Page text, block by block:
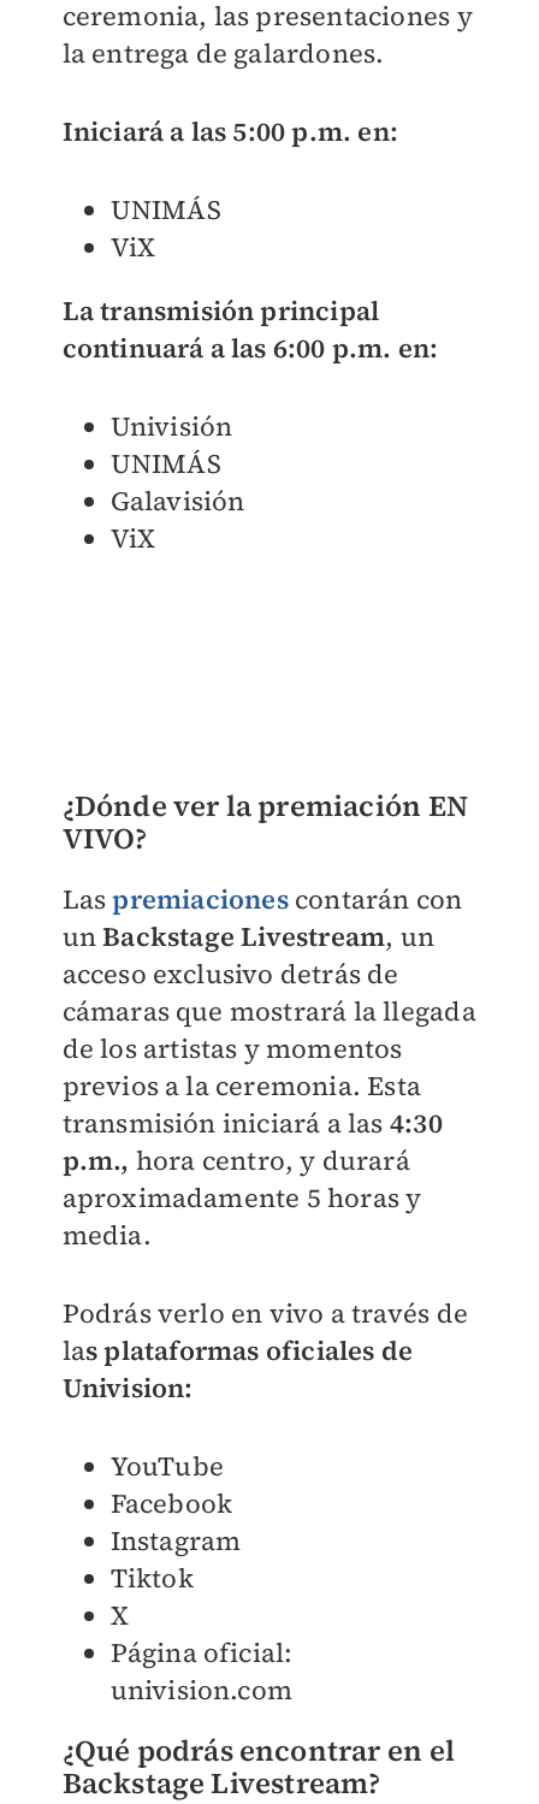
ceremonia, las presentaciones y
la entrega de galardones.
Iniciará a las 5:00 p.m. en:
UNIMÁS
ViX
La transmisión principal
continuará a las 6:00 p.m. en:
Univisión
UNIMÁS
Galavisión
ViX
¿Dónde ver la premiación EN
VIVO?
Laspremiaciones contarán con
unBackstage Livestream, un
acceso exclusivo detrás de
cámaras que mostrará la llegada
de los artistas y momentos
previos a la ceremonia. Esta
transmisión iniciará a las 4:30
p.m., hora centro, y durará
aproximadamente 5 horas y
media.
Podrás verlo en vivo a través de
las plataformas oficiales de
Univision:
YouTube
Facebook
Instagram
Tiktok
X
Página oficial:
univision.com
¿Qué podrás encontrar en el
Backstage Livestream?